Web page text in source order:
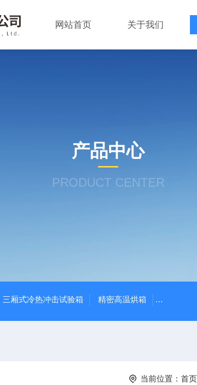
网站首页 关于我们
产品中心
PRODUCT CENTER
三厢式冷热冲击试验箱 精密高温烘箱 YTX-BIR
当前位置： 首页